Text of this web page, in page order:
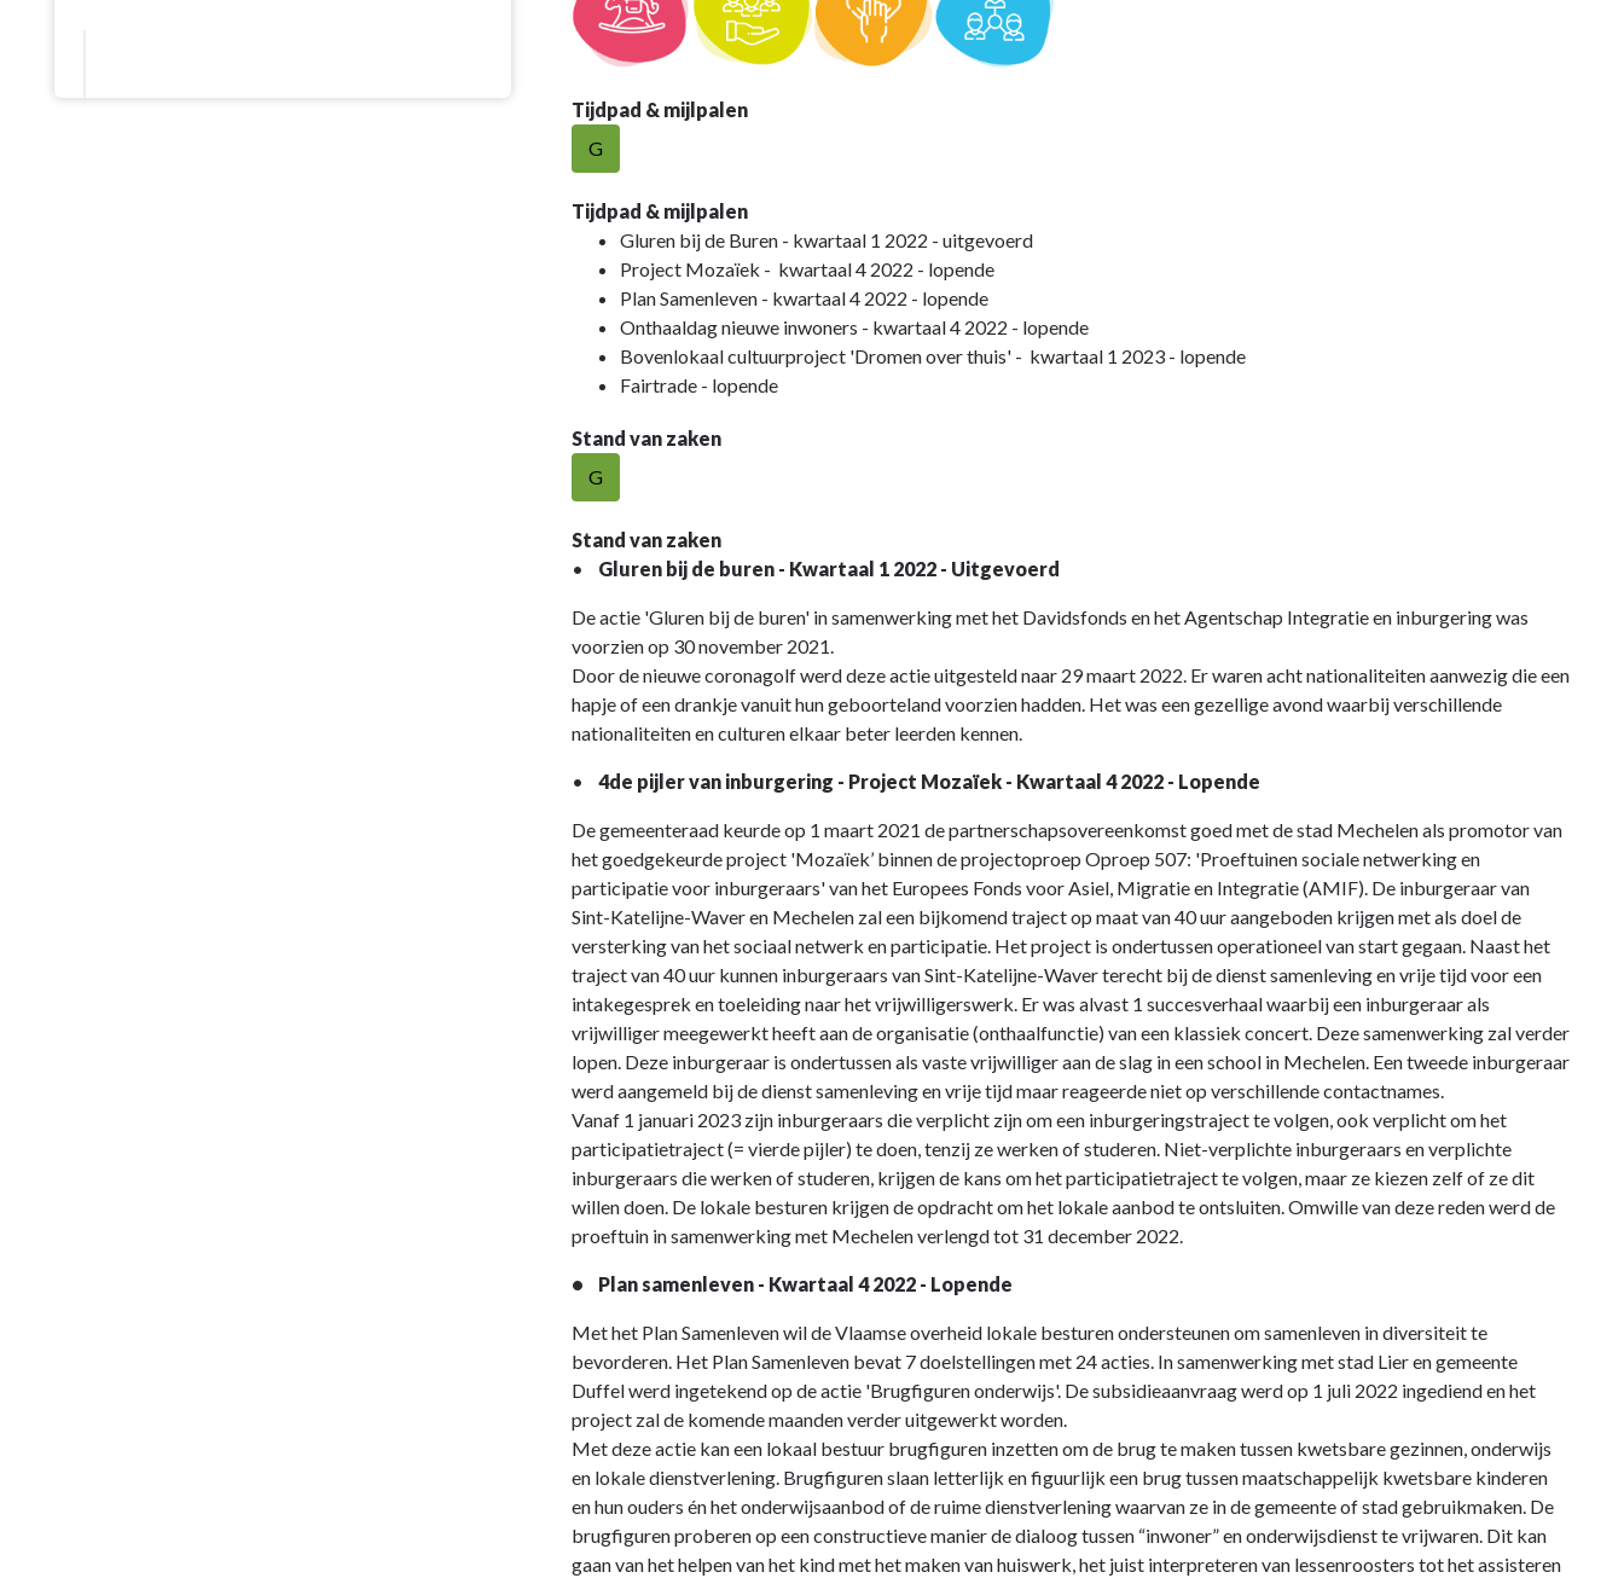
Tijdpad & mijlpalen
G
Tijdpad & mijlpalen
Gluren bij de Buren - kwartaal 1 2022 - uitgevoerd
Project Mozaïek - kwartaal 4 2022 - lopende
Plan Samenleven - kwartaal 4 2022 - lopende
Onthaaldag nieuwe inwoners - kwartaal 4 2022 - lopende
Bovenlokaal cultuurproject 'Dromen over thuis' - kwartaal 1 2023 - lopende
Fairtrade - lopende
Stand van zaken
G
Stand van zaken
•
Gluren bij de buren - Kwartaal 1 2022 - Uitgevoerd
De actie 'Gluren bij de buren' in samenwerking met het Davidsfonds en het Agentschap Integratie en inburgering was
voorzien op 30 november 2021.
Door de nieuwe coronagolf werd deze actie uitgesteld naar 29 maart 2022. Er waren acht nationaliteiten aanwezig die een
hapje of een drankje vanuit hun geboorteland voorzien hadden. Het was een gezellige avond waarbij verschillende
nationaliteiten en culturen elkaar beter leerden kennen.
• 4de pijler van inburgering - Project Mozaïek - Kwartaal 4 2022 - Lopende
De gemeenteraad keurde op 1 maart 2021 de partnerschapsovereenkomst goed met de stad Mechelen als promotor van
het goedgekeurde project 'Mozaïek’ binnen de projectoproep Oproep 507: 'Proeftuinen sociale netwerking en
participatie voor inburgeraars' van het Europees Fonds voor Asiel, Migratie en Integratie (AMIF). De inburgeraar van
Sint-Katelijne-Waver en Mechelen zal een bijkomend traject op maat van 40 uur aangeboden krijgen met als doel de
versterking van het sociaal netwerk en participatie. Het project is ondertussen operationeel van start gegaan. Naast het
traject van 40 uur kunnen inburgeraars van Sint-Katelijne-Waver terecht bij de dienst samenleving en vrije tijd voor een
intakegesprek en toeleiding naar het vrijwilligerswerk. Er was alvast 1 succesverhaal waarbij een inburgeraar als
vrijwilliger meegewerkt heeft aan de organisatie (onthaalfunctie) van een klassiek concert. Deze samenwerking zal verder
lopen. Deze inburgeraar is ondertussen als vaste vrijwilliger aan de slag in een school in Mechelen. Een tweede inburgeraar
werd aangemeld bij de dienst samenleving en vrije tijd maar reageerde niet op verschillende contactnames.
Vanaf 1 januari 2023 zijn inburgeraars die verplicht zijn om een inburgeringstraject te volgen, ook verplicht om het
participatietraject (= vierde pijler) te doen, tenzij ze werken of studeren. Niet-verplichte inburgeraars en verplichte
inburgeraars die werken of studeren, krijgen de kans om het participatietraject te volgen, maar ze kiezen zelf of ze dit
willen doen. De lokale besturen krijgen de opdracht om het lokale aanbod te ontsluiten. Omwille van deze reden werd de
proeftuin in samenwerking met Mechelen verlengd tot 31 december 2022.
• Plan samenleven - Kwartaal 4 2022 - Lopende
Met het Plan Samenleven wil de Vlaamse overheid lokale besturen ondersteunen om samenleven in diversiteit te
bevorderen. Het Plan Samenleven bevat 7 doelstellingen met 24 acties. In samenwerking met stad Lier en gemeente
Duffel werd ingetekend op de actie 'Brugfiguren onderwijs'. De subsidieaanvraag werd op 1 juli 2022 ingediend en het
project zal de komende maanden verder uitgewerkt worden.
Met deze actie kan een lokaal bestuur brugfiguren inzetten om de brug te maken tussen kwetsbare gezinnen, onderwijs
en lokale dienstverlening. Brugfiguren slaan letterlijk en figuurlijk een brug tussen maatschappelijk kwetsbare kinderen
en hun ouders én het onderwijsaanbod of de ruime dienstverlening waarvan ze in de gemeente of stad gebruikmaken. De
brugfiguren proberen op een constructieve manier de dialoog tussen “inwoner” en onderwijsdienst te vrijwaren. Dit kan
gaan van het helpen van het kind met het maken van huiswerk, het juist interpreteren van lessenroosters tot het assisteren